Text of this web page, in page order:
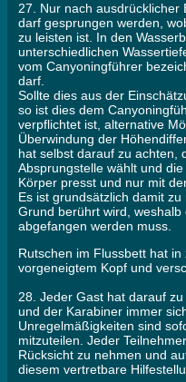
27. Nur nach ausdrücklicher
darf gesprungen werden,
zu leisten ist. In den
unterschiedlichen
vom Canyoningführer
darf.
Sollte dies aus der
so ist dies dem
verpflichtet ist, alternative
Überwindung der
hat selbst darauf zu achten,
Absprungstelle wählt und
Körper presst und nur mit
Es ist grundsätzlich damit
Grund berührt wird,
abgefangen werden muss.
Rutschen im Flussbett hat
vorgeneigtem Kopf und
28. Jeder Gast hat darauf
und der Karabiner immer
Unregelmäßigkeiten sind
mitzuteilen. Jeder
Rücksicht zu nehmen und
diesem vertretbare